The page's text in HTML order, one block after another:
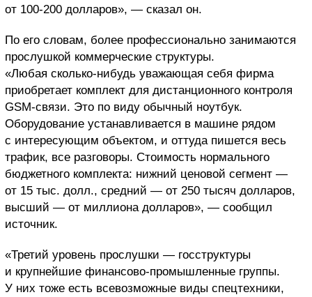
от 100-200 долларов», — сказал он.
По его словам, более профессионально занимаются
прослушкой коммерческие структуры.
«Любая сколько-нибудь уважающая себя фирма
приобретает комплект для дистанционного контроля
GSM-связи. Это по виду обычный ноутбук.
Оборудование устанавливается в машине рядом
с интересующим объектом, и оттуда пишется весь
трафик, все разговоры. Стоимость нормального
бюджетного комплекта: нижний ценовой сегмент —
от 15 тыс. долл., средний — от 250 тысяч долларов,
высший — от миллиона долларов», — сообщил
источник.
«Третий уровень прослушки — госструктуры
и крупнейшие финансово-промышленные группы.
У них тоже есть всевозможные виды спецтехники,